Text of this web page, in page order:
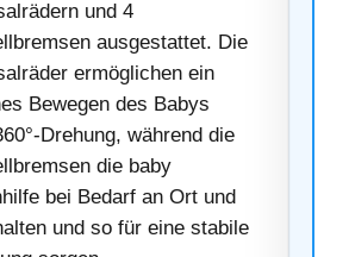
und 4
ausgestattet. Die
ermöglichen ein
Bewegen des Babys
Drehung, während die
die baby
bei Bedarf an Ort und
und so für eine stabile